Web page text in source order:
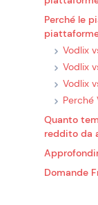
Perché le
Vodlix
Vodlix
Vodlix
Perché
Quanto
reddito da
Domande